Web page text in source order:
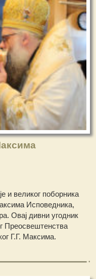
и великог поборника
Исповедника,
Овај дивни угодник
Преосвештенства
Г.Г. Максима.